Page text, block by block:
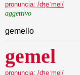
pronuncia: /ʤeˈmel/
aggettivo
gemello
gemel
pronuncia: /ʤeˈmel/